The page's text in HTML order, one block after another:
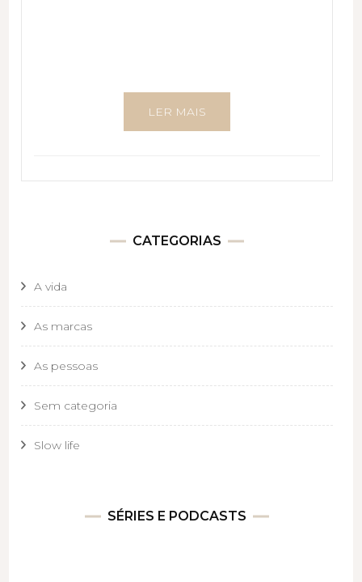
LER MAIS
CATEGORIAS
A vida
As marcas
As pessoas
Sem categoria
Slow life
SÉRIES E PODCASTS